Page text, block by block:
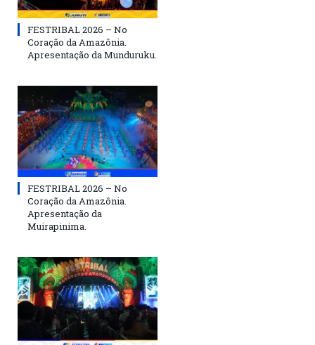
FESTRIBAL 2026 – No
Coração da Amazônia.
Apresentação da Munduruku.
FESTRIBAL 2026 – No
Coração da Amazônia.
Apresentação da
Muirapinima.